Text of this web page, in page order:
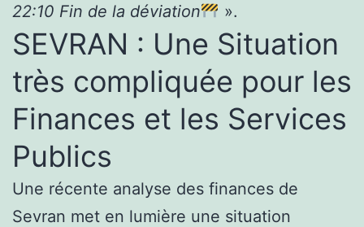
22:10 Fin de la déviation
».
SEVRAN : Une Situation
très compliquée pour les
Finances et les Services
Publics
Une récente analyse des finances de
Sevran met en lumière une situation